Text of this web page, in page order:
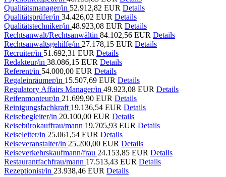
Qualitätsmanager/in 52.912,82 EUR Details
Qualitätsprüfer/in 34.426,02 EUR Details
Qualitätstechniker/in 48.923,08 EUR Details
Rechtsanwalt/Rechtsanwältin 84.102,56 EUR Details
Rechtsanwaltsgehilfe/in 27.178,15 EUR Details
Recruiter/in 51.692,31 EUR Details
Redakteur/in 38.086,15 EUR Details
Referent/in 54.000,00 EUR Details
Regaleinräumer/in 15.507,69 EUR Details
Regulatory Affairs Manager/in 49.923,08 EUR Details
Reifenmonteur/in 21.699,90 EUR Details
Reinigungsfachkraft 19.136,54 EUR Details
Reisebegleiter/in 20.100,00 EUR Details
Reisebürokauffrau/mann 19.705,93 EUR Details
Reiseleiter/in 25.061,54 EUR Details
Reiseveranstalter/in 25.200,00 EUR Details
Reiseverkehrskaufmann/frau 24.153,85 EUR Details
Restaurantfachfrau/mann 17.513,43 EUR Details
Rezeptionist/in 23.938,46 EUR Details